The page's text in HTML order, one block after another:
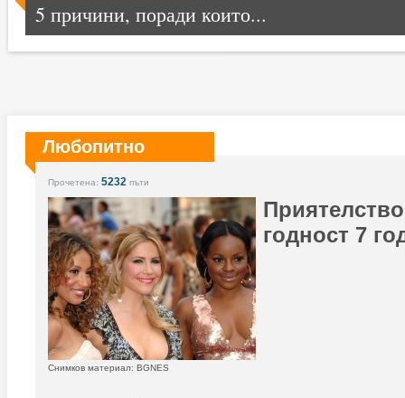
5 причини, поради които...
Любопитно
Прочетена: 5232 пъти
годност 7
Снимков материал: BGNES